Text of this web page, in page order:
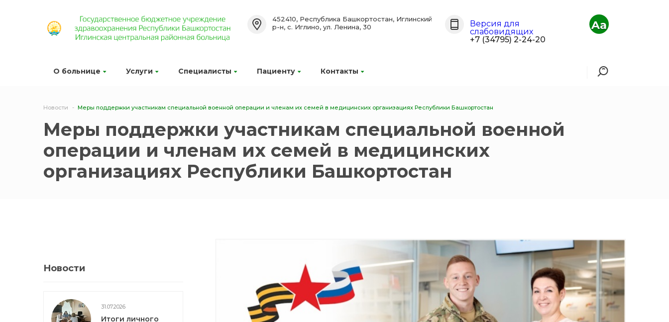
О больнице Услуги Специалисты Пациенту Контакты
452410, Республика Башкортостан, Иглинский
р-н, с. Иглино, ул. Ленина, 30
Версия для
слабовидящих
+7 (34795) 2-24-20
Aa
Новости Меры поддержки участникам специальной военной операции и членам их семей в медицинских организациях Республики Башкортостан
Меры поддержки участникам специальной военной
операции и членам их семей в медицинских
организациях Республики Башкортостан
Новости
31.07.2026
Итоги личного